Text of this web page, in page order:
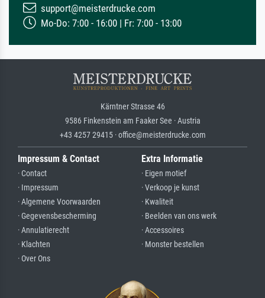
support@meisterdrucke.com
Mo-Do: 7:00 - 16:00 | Fr: 7:00 - 13:00
Kärntner Strasse 46
9586 Finkenstein am Faaker See · Austria
+43 4257 29415 · office@meisterdrucke.com
Impressum & Contact
· Contact
· Impressum
· Algemene Voorwaarden
· Gegevensbescherming
· Annulatierecht
· Klachten
· Over Ons
Extra Informatie
· Eigen motief
· Verkoop je kunst
· Kwaliteit
· Beelden van ons werk
· Accessoires
· Monster bestellen